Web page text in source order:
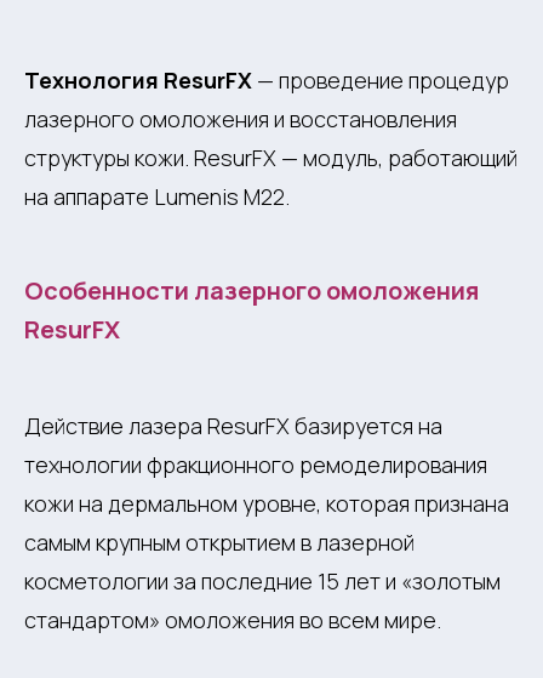
Технология ResurFX — проведение процедур
лазерного омоложения и восстановления
структуры кожи. ResurFX — модуль, работающий
на аппарате Lumenis M22.
Особенности лазерного омоложения
ResurFX
Действие лазера ResurFX базируется на
технологии фракционного ремоделирования
кожи на дермальном уровне, которая признана
самым крупным открытием в лазерной
косметологии за последние 15 лет и «золотым
стандартом» омоложения во всем мире.